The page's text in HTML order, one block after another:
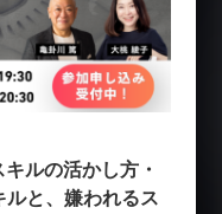
ルの活かし方・
と、嫌われるス